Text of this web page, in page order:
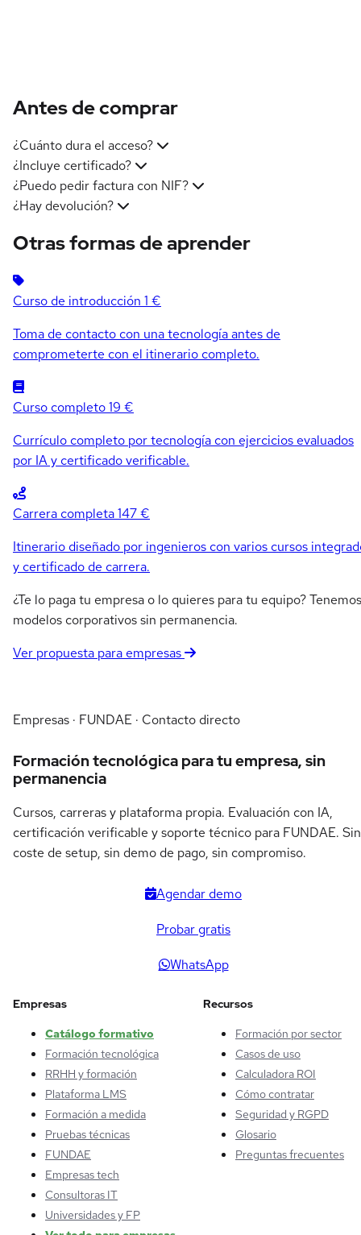
Antes de comprar
¿Cuánto dura el acceso?
¿Incluye certificado?
¿Puedo pedir factura con NIF?
¿Hay devolución?
Otras formas de aprender
Curso de introducción 1 €
Toma de contacto con una tecnología antes de
comprometerte con el itinerario completo.
Curso completo19 €
Currículo completo por tecnología con ejercicios evaluados
por IA y certificado verificable.
Carrera completa147 €
Itinerario diseñado por ingenieros con varios cursos
y certificado de carrera.
¿Te lo paga tu empresa o lo quieres para tu equipo? Tenemos
modelos corporativos sin permanencia.
Ver propuesta para empresas
Empresas · FUNDAE · Contacto directo
Formación tecnológica para tu empresa, sin
permanencia
Cursos, carreras y plataforma propia. Evaluación con IA,
certificación verificable y soporte técnico para FUNDAE. Sin
coste de setup, sin demo de pago, sin compromiso.
Agendar demo
Probar gratis
WhatsApp
Empresas
Catálogo formativo
Formación tecnológica
RRHH y formación
Plataforma LMS
Formación a medida
Pruebas técnicas
FUNDAE
Empresas tech
Consultoras IT
Universidades y FP
Recursos
Formación por sector
Casos de uso
Calculadora ROI
Cómo contratar
Seguridad y RGPD
Glosario
Preguntas frecuentes